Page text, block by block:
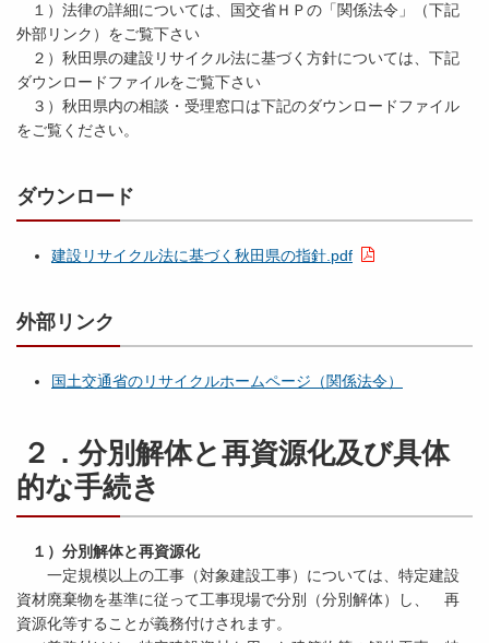
１）法律の詳細については、国交省ＨＰの「関係法令」（下記
外部リンク）をご覧下さい
２）秋田県の建設リサイクル法に基づく方針については、下記
ダウンロードファイルをご覧下さい
３）秋田県内の相談・受理窓口は下記のダウンロードファイル
をご覧ください。
ダウンロード
建設リサイクル法に基づく秋田県の指針.pdf
外部リンク
国土交通省のリサイクルホームページ（関係法令）
２．分別解体と再資源化及び具体
的な手続き
１）分別解体と再資源化
一定規模以上の工事（対象建設工事）については、特定建設
資材廃棄物を基準に従って工事現場で分別（分別解体）し、 再
資源化等することが義務付けされます。